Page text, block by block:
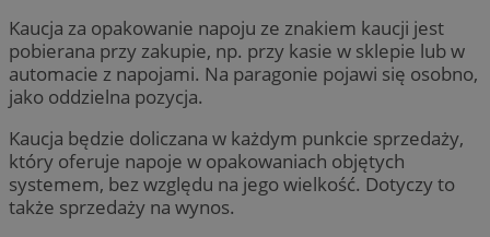
Kaucja za opakowanie napoju ze znakiem kaucji jest
pobierana przy zakupie, np. przy kasie w sklepie lub w
automacie z napojami. Na paragonie pojawi się osobno,
jako oddzielna pozycja.
Kaucja będzie doliczana w każdym punkcie sprzedaży,
który oferuje napoje w opakowaniach objętych
systemem, bez względu na jego wielkość. Dotyczy to
także sprzedaży na wynos.